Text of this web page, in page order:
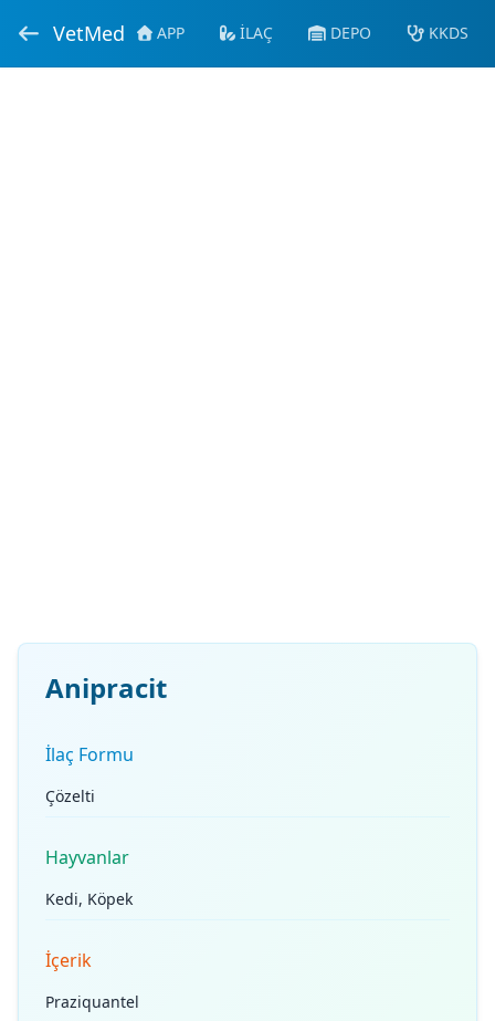
VetMed APP İLAÇ DEPO KKDS
Anipracit
İlaç Formu
Çözelti
Hayvanlar
Kedi, Köpek
İçerik
Praziquantel